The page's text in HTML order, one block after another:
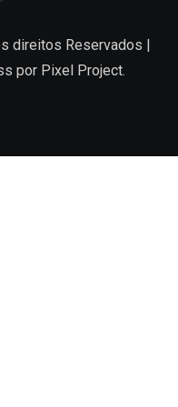
direitos Reservados |
por Pixel Project.